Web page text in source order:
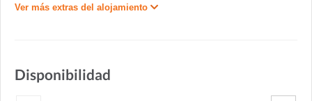
Ver más extras del alojamiento
Disponibilidad